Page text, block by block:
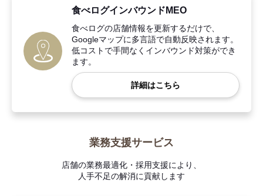
食べログインバウンドMEO
食べログの店舗情報を更新するだけで、
Googleマップに多言語で自動反映されます。
低コストで手間なくインバウンド対策ができ
ます。
詳細はこちら
業務支援サービス
店舗の業務最適化・採用支援により、
人手不足の解消に貢献します